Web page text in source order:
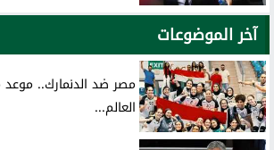
آخر الموضوعات
مصر ضد الدنمارك.. موعد
العالم...